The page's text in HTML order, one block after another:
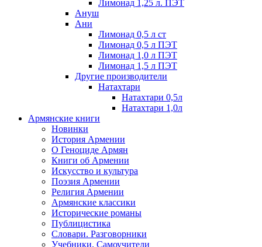
Лимонад 1,25 л. ПЭТ
Ануш
Ани
Лимонад 0,5 л ст
Лимонад 0,5 л ПЭТ
Лимонад 1,0 л ПЭТ
Лимонад 1,5 л ПЭТ
Другие производители
Натахтари
Натахтари 0,5л
Натахтари 1,0л
Армянские книги
Новинки
История Армении
О Геноциде Армян
Книги об Армении
Иcкусство и культура
Поэзия Армении
Религия Армении
Армянские классики
Исторические романы
Публицистика
Словари. Разговорники
Учебники. Самоучители